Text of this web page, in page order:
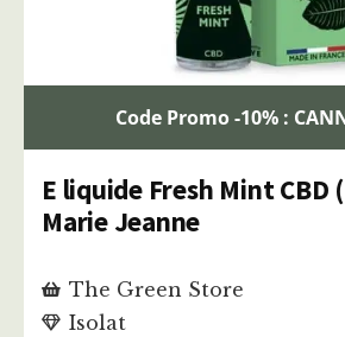
Code Promo -10% :
E liquide Fresh Mint CBD
Marie Jeanne
The Green Store
Isolat